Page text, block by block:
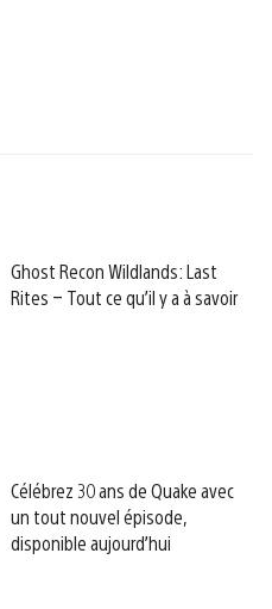
Ghost Recon Wildlands: Last
Rites – Tout ce qu’il y a à savoir
Célébrez 30 ans de Quake avec
un tout nouvel épisode,
disponible aujourd’hui